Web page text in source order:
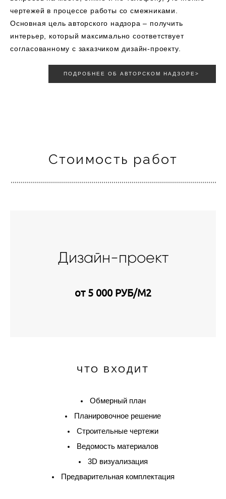
чертежей в процессе работы со смежниками.
Основная цель авторского надзора – получить
интерьер, который максимально соответствует
согласованному с заказчиком дизайн-проекту.
ПОДРОБНЕЕ ОБ АВТОРСКОМ НАДЗОРЕ>
Стоимость работ
Дизайн-проект
от 5 000 РУБ/М2
ЧТО ВХОДИТ
Обмерный план
Планировочное решение
Строительные чертежи
Ведомость материалов
3D визуализация
Предварительная комплектация